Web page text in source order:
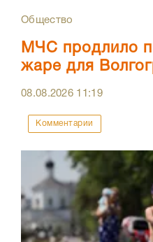
Общество
МЧС продлило
жаре для
08.08.2026 11:19
Комментарии